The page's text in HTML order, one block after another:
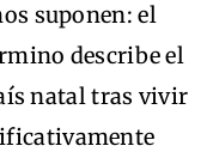
suponen: el
describe el
natal tras vivir